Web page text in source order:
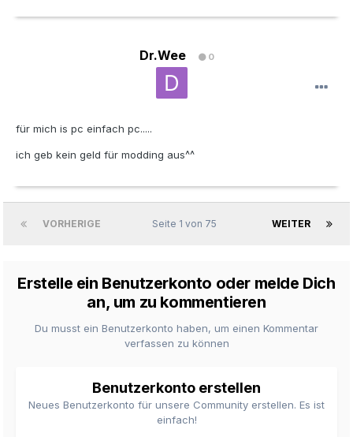
Dr.Wee 0
für mich is pc einfach pc.....
ich geb kein geld für modding aus^^
VORHERIGE WEITER
Seite 1 von 75
Erstelle ein Benutzerkonto oder melde Dich
an, um zu kommentieren
Du musst ein Benutzerkonto haben, um einen Kommentar
verfassen zu können
Benutzerkonto erstellen
Neues Benutzerkonto für unsere Community erstellen. Es ist
einfach!